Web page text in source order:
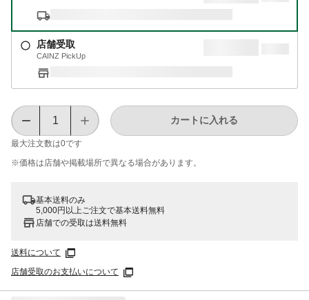
店舗受取
CAINZ PickUp
最大注文数は0です
カートに入れる
※価格は​店舗や​掲載場所で​異なる​場合が​あります。
基本送料のみ
5,000円以上ご注文で基本送料無料
店舗での受取は送料無料
送料について
店舗受取のお支払いについて